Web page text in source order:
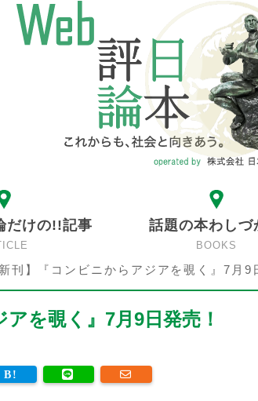
だけの!!記事 話題の本わしづ
BOOKS
新刊】『コンビニからアジアを覗く』7月9
を覗く』7月9日発売！